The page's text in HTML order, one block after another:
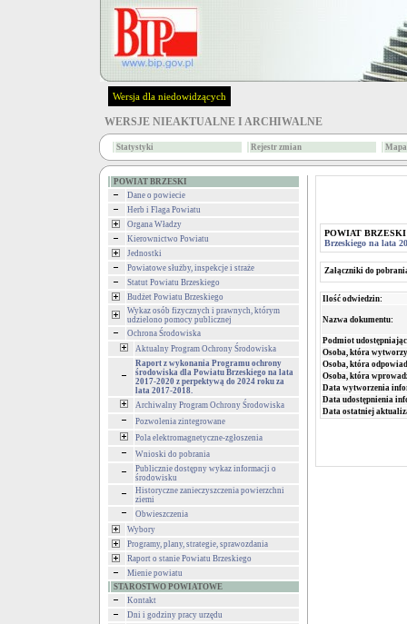
Wersja dla niedowidzących
WERSJE NIEAKTUALNE I ARCHIWALNE
Statystyki Rejestr zmian
POWIAT BRZESKI
Dane o powiecie
Herb i Flaga Powiatu
Organa Władzy
Kierownictwo Powiatu
Jednostki
Powiatowe służby, inspekcje i straże
Statut Powiatu Brzeskiego
Budżet Powiatu Brzeskiego
Wykaz osób fizycznych i prawnych, którym
udzielono pomocy publicznej
Ochrona Środowiska
Aktualny Program Ochrony Środowiska
Raport z wykonania Programu ochrony
środowiska dla Powiatu Brzeskiego na lata
2017-2020 z perpektywą do 2024 roku za
lata 2017-2018.
Archiwalny Program Ochrony Środowiska
Pozwolenia zintegrowane
Pola elektromagnetyczne-zgłoszenia
Wnioski do pobrania
Publicznie dostępny wykaz informacji o
środowisku
Historyczne zanieczyszczenia powierzchni
ziemi
Obwieszczenia
Wybory
Programy, plany, strategie, sprawozdania
Raport o stanie Powiatu Brzeskiego
Mienie powiatu
STAROSTWO POWIATOWE
Kontakt
Dni i godziny pracy urzędu
POWIAT BRZESKI
Brzeskiego na lata
Załączniki do
Ilość odwiedzin:
Nazwa dokumentu:
Podmiot
Osoba, która
Osoba, która
Osoba, która
Data wytworzenia
Data udostępnienia
Data ostatniej